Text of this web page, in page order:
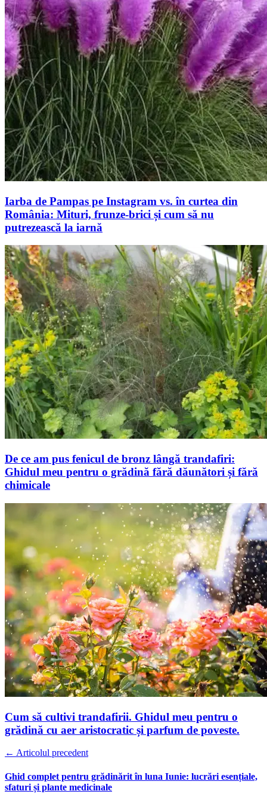
Iarba de Pampas pe Instagram vs. în curtea din
România: Mituri, frunze-brici și cum să nu
putrezească la iarnă
De ce am pus fenicul de bronz lângă trandafiri:
Ghidul meu pentru o grădină fără dăunători și fără
chimicale
Cum să cultivi trandafirii. Ghidul meu pentru o
grădină cu aer aristocratic și parfum de poveste.
← Articolul precedent
Ghid complet pentru grădinărit în luna Iunie: lucrări esențiale,
sfaturi și plante medicinale